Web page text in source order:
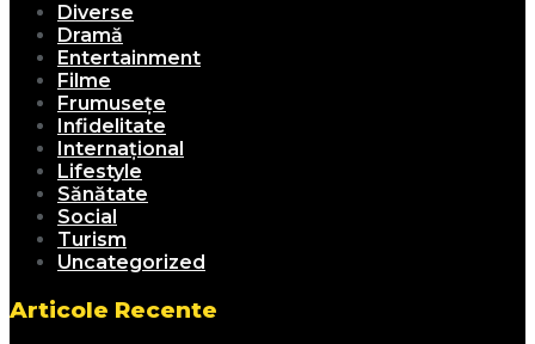
Diverse
Dramă
Entertainment
Filme
Frumusețe
Infidelitate
Internațional
Lifestyle
Sănătate
Social
Turism
Uncategorized
Articole Recente